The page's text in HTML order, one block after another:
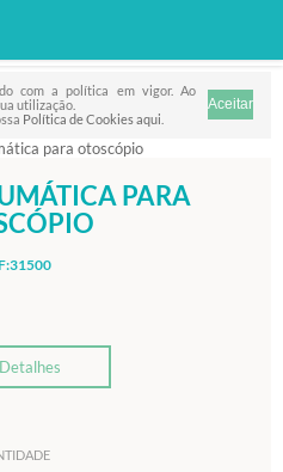
com a política em vigor. Ao
utilização.
Política de Cookies aqui
PARA